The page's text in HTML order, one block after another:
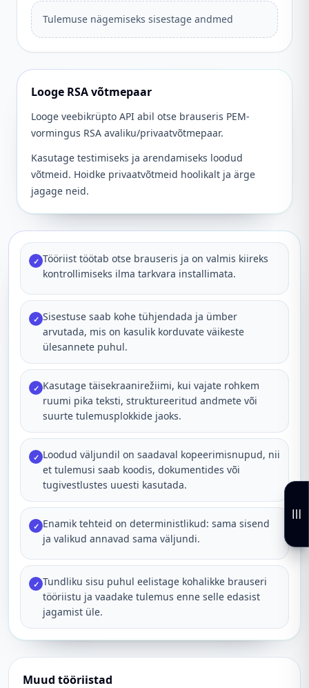
Tulemuse nägemiseks sisestage andmed
Looge RSA võtmepaar
Looge veebikrüpto API abil otse brauseris PEM-
vormingus RSA avaliku/privaatvõtmepaar.
Kasutage testimiseks ja arendamiseks loodud
võtmeid. Hoidke privaatvõtmeid hoolikalt ja ärge
jagage neid.
✓ Tööriist töötab otse brauseris ja on valmis kiireks
kontrollimiseks ilma tarkvara installimata.
✓ Sisestuse saab kohe tühjendada ja ümber
arvutada, mis on kasulik korduvate väikeste
ülesannete puhul.
✓ Kasutage täisekraanirežiimi, kui vajate rohkem
ruumi pika teksti, struktureeritud andmete või
suurte tulemusplokkide jaoks.
✓ Loodud väljundil on saadaval kopeerimisnupud, nii
et tulemusi saab koodis, dokumentides või
tugivestlustes uuesti kasutada.
✓ Enamik tehteid on deterministlikud: sama sisend
ja valikud annavad sama väljundi.
✓ Tundliku sisu puhul eelistage kohalikke brauseri
tööriistu ja vaadake tulemus enne selle edasist
jagamist üle.
Muud tööriistad